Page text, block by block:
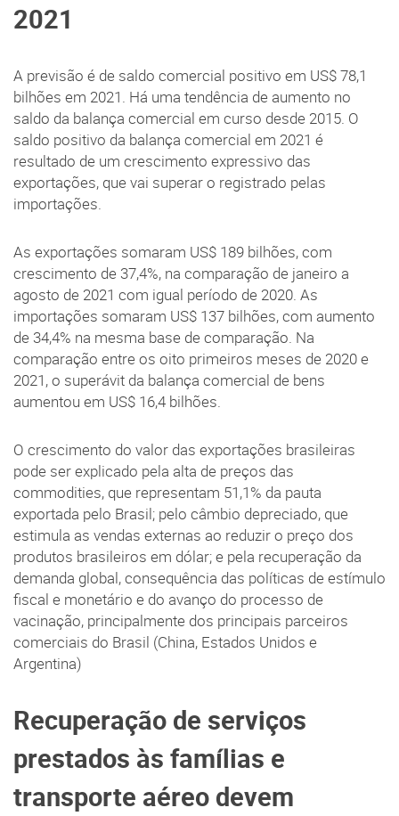
2021
A previsão é de saldo comercial positivo em US$ 78,1
bilhões em 2021. Há uma tendência de aumento no
saldo da balança comercial em curso desde 2015. O
saldo positivo da balança comercial em 2021 é
resultado de um crescimento expressivo das
exportações, que vai superar o registrado pelas
importações.
As exportações somaram US$ 189 bilhões, com
crescimento de 37,4%, na comparação de janeiro a
agosto de 2021 com igual período de 2020. As
importações somaram US$ 137 bilhões, com aumento
de 34,4% na mesma base de comparação. Na
comparação entre os oito primeiros meses de 2020 e
2021, o superávit da balança comercial de bens
aumentou em US$ 16,4 bilhões.
O crescimento do valor das exportações brasileiras
pode ser explicado pela alta de preços das
commodities, que representam 51,1% da pauta
exportada pelo Brasil; pelo câmbio depreciado, que
estimula as vendas externas ao reduzir o preço dos
produtos brasileiros em dólar; e pela recuperação da
demanda global, consequência das políticas de estímulo
fiscal e monetário e do avanço do processo de
vacinação, principalmente dos principais parceiros
comerciais do Brasil (China, Estados Unidos e
Argentina)
Recuperação de serviços
prestados às famílias e
transporte aéreo devem